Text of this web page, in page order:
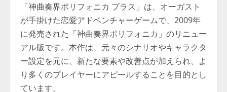
「神曲奏界ポリフォニカ プラス」は、オーガスト
が手掛けた恋愛アドベンチャーゲームで、2009年
に発売された「神曲奏界ポリフォニカ」のリニュー
アル版です。本作は、元々のシナリオやキャラクタ
ー設定を元に、新たな要素や改善点が加えられ、よ
り多くのプレイヤーにアピールすることを目的とし
ています。